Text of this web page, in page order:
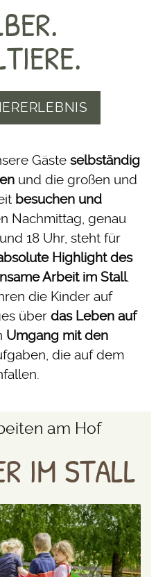
Gäste selbständig
und die großen und
besuchen und
Nachmittag, genau
18 Uhr, steht für
Highlight des
Arbeit im Stall.
die Kinder auf
über das Leben auf
Umgang mit den
die auf dem
am Hof
IM STALL